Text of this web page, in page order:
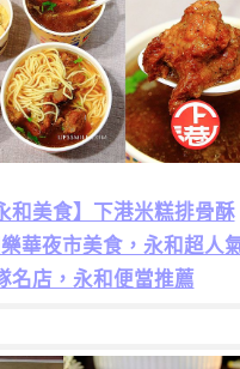
和美食】下港米糕排骨酥
華夜市美食，永和超人
名店，永和便當推薦